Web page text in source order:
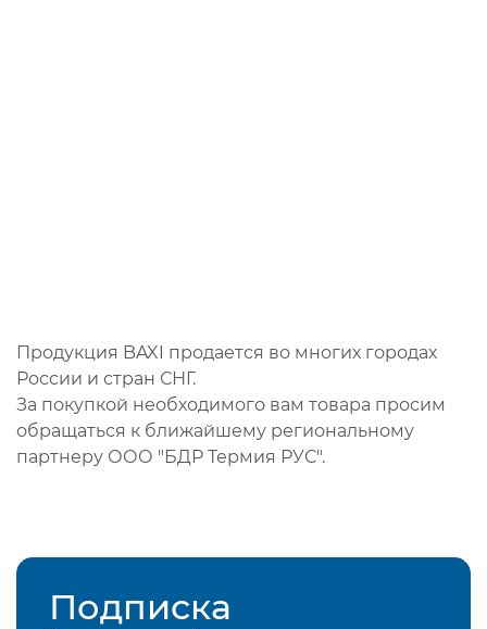
Продукция BAXI продается во многих городах
России и стран СНГ.
За покупкой необходимого вам товара просим
обращаться к ближайшему региональному
партнеру ООО "БДР Термия РУС".
Подписка